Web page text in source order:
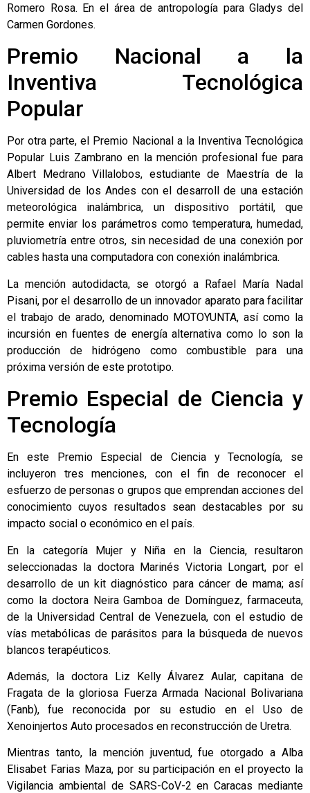
Romero Rosa. En el área de antropología para Gladys del
Carmen Gordones.
Premio Nacional a la
Inventiva Tecnológica
Popular
Por otra parte, el Premio Nacional a la Inventiva Tecnológica
Popular Luis Zambrano en la mención profesional fue para
Albert Medrano Villalobos, estudiante de Maestría de la
Universidad de los Andes con el desarroll de una estación
meteorológica inalámbrica, un dispositivo portátil, que
permite enviar los parámetros como temperatura, humedad,
pluviometría entre otros, sin necesidad de una conexión por
cables hasta una computadora con conexión inalámbrica.
La mención autodidacta, se otorgó a Rafael María Nadal
Pisani, por el desarrollo de un innovador aparato para facilitar
el trabajo de arado, denominado MOTOYUNTA, así como la
incursión en fuentes de energía alternativa como lo son la
producción de hidrógeno como combustible para una
próxima versión de este prototipo.
Premio Especial de Ciencia y
Tecnología
En este Premio Especial de Ciencia y Tecnología, se
incluyeron tres menciones, con el fin de reconocer el
esfuerzo de personas o grupos que emprendan acciones del
conocimiento cuyos resultados sean destacables por su
impacto social o económico en el país.
En la categoría Mujer y Niña en la Ciencia, resultaron
seleccionadas la doctora Marinés Victoria Longart, por el
desarrollo de un kit diagnóstico para cáncer de mama; así
como la doctora Neira Gamboa de Domínguez, farmaceuta,
de la Universidad Central de Venezuela, con el estudio de
vías metabólicas de parásitos para la búsqueda de nuevos
blancos terapéuticos.
Además, la doctora Liz Kelly Álvarez Aular, capitana de
Fragata de la gloriosa Fuerza Armada Nacional Bolivariana
(Fanb), fue reconocida por su estudio en el Uso de
Xenoinjertos Auto procesados en reconstrucción de Uretra.
Mientras tanto, la mención juventud, fue otorgado a Alba
Elisabet Farias Maza, por su participación en el proyecto la
Vigilancia ambiental de SARS-CoV-2 en Caracas mediante